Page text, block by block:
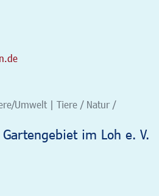
Umwelt | Tiere / Natur /
im Loh e. V.